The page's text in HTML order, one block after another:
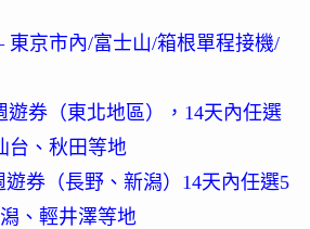
東京市內/富士山/箱根單程接機/
遊券（東北地區），14天內任選
台、秋田等地
券（長野、新潟）14天內任選5
、輕井澤等地